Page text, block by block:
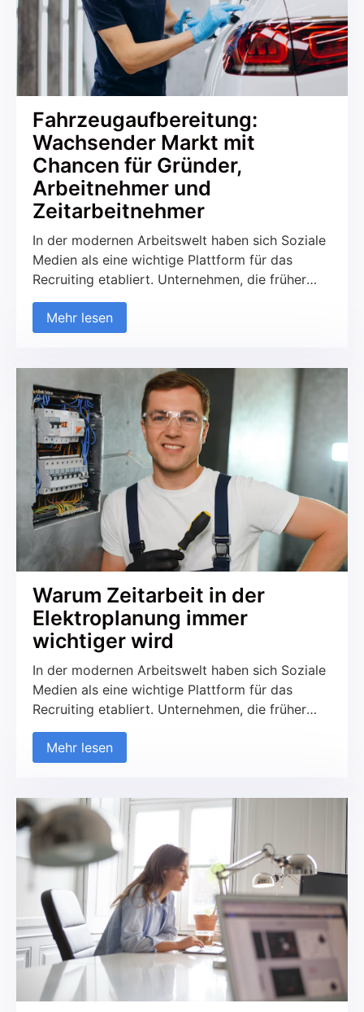
Fahrzeugaufbereitung:
Wachsender Markt mit
Chancen für Gründer,
Arbeitnehmer und
Zeitarbeitnehmer
In der modernen Arbeitswelt haben sich Soziale
Medien als eine wichtige Plattform für das
Recruiting etabliert. Unternehmen, die früher
ausschließlich auf traditionelle Kanäle wie
Jobportale und Printmedien gesetzt haben,
nutzen zunehmend soziale Netzwerke, um neue
Kandidaten in Kontakt zu treten. Diese
Entwicklung betrifft sowohl den B2C- als auch
den B2B-Bereich. Aber was macht das
Recruiting über Soziale Medien so erfolgreich
und worauf sollte geachtet werden?
Mehr lesen
Warum Zeitarbeit in der
Elektroplanung immer
wichtiger wird
In der modernen Arbeitswelt haben sich Soziale
Medien als eine wichtige Plattform für das
Recruiting etabliert. Unternehmen, die früher
ausschließlich auf traditionelle Kanäle wie
Jobportale und Printmedien gesetzt haben,
nutzen zunehmend soziale Netzwerke, um neue
Kandidaten in Kontakt zu treten. Diese
Entwicklung betrifft sowohl den B2C- als auch
den B2B-Bereich. Aber was macht das
Recruiting über Soziale Medien so erfolgreich
und worauf sollte geachtet werden?
Mehr lesen